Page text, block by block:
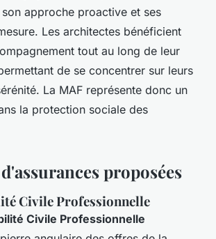
approche proactive et ses
Les architectes bénéficient
tout au long de leur
de se concentrer sur leurs
La MAF représente donc un
la protection sociale des
proposées
Civile Professionnelle
Civile Professionnelle